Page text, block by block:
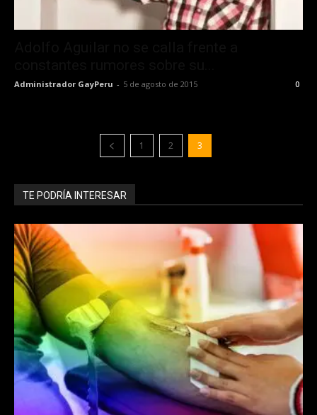
Administrador GayPeru - 5 de agosto de 2015 0
1 2 3
TE PODRÍA INTERESAR